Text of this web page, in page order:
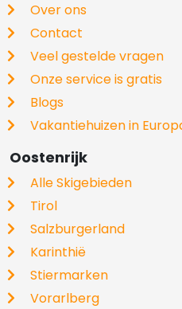
Over ons
Contact
Veel gestelde vragen
Onze service is gratis
Blogs
Vakantiehuizen in
Oostenrijk
Alle Skigebieden
Tirol
Salzburgerland
Karinthië
Stiermarken
Vorarlberg